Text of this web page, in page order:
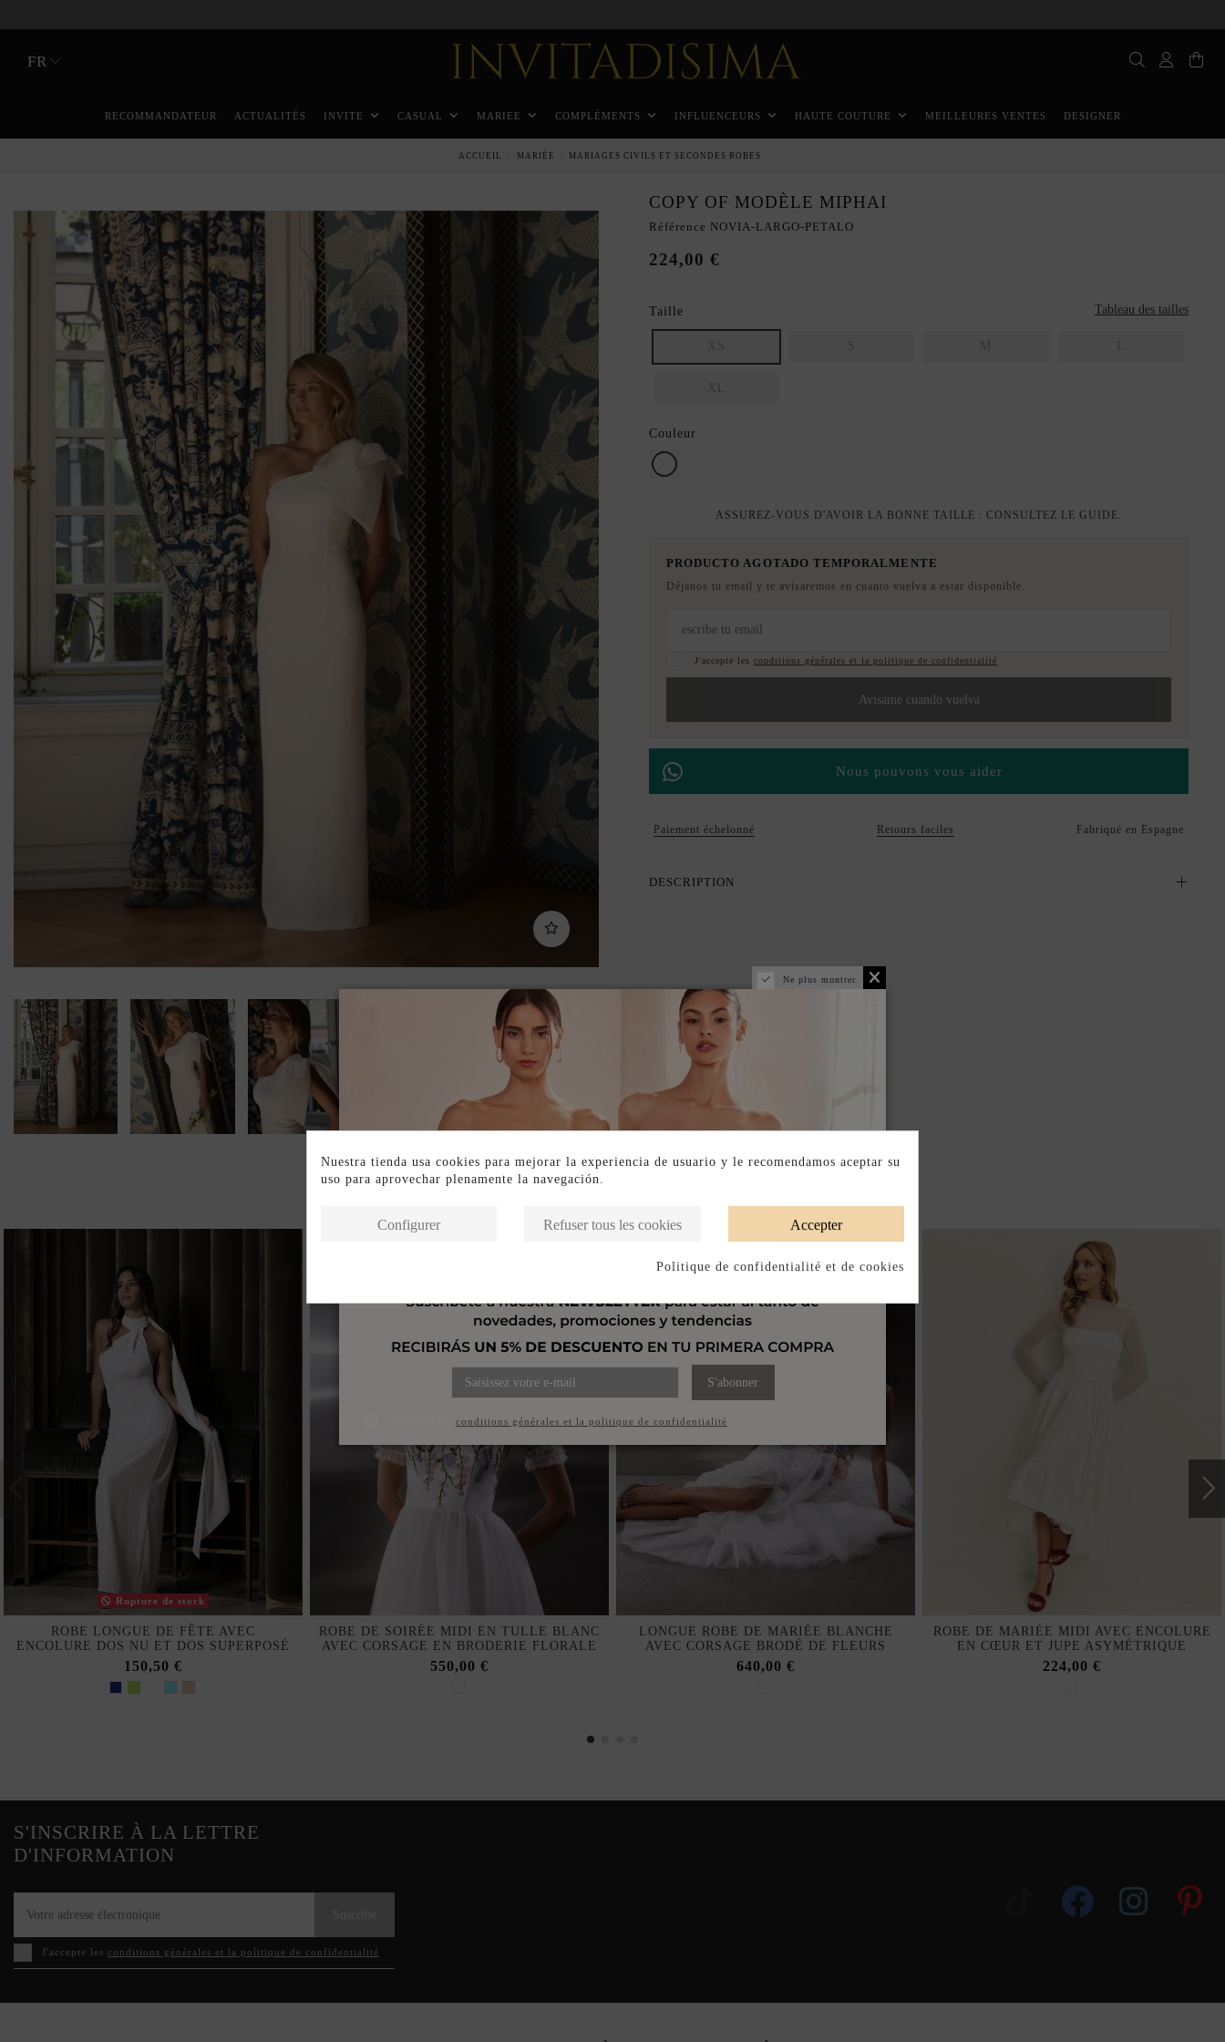
FR
RECOMMANDATEUR ACTUALITÉS INVITE CASUAL MARIEE COMPLÉMENTS INFLUENCEURS HAUTE COUTURE MEILLEURES VENTES DESIGNER
ACCUEIL MARIÉE MARIAGES CIVILS ET SECONDES ROBES
COPY OF MODÈLE MIPHAI
Référence NOVIA-LARGO-PETALO
224,00 €
Taille Tableau des tailles
Couleur
Blanc
ASSUREZ-VOUS D'AVOIR LA BONNE TAILLE : CONSULTEZ LE GUIDE.
PRODUCTO AGOTADO TEMPORALMENTE
Déjanos tu email y te avisaremos en cuanto vuelva a estar disponible.
J'accepte les conditions générales et la politique de confidentialité
Avisame cuando vuelva
Nous pouvons vous aider
Paiement échelonné Retours faciles Fabriqué en Espagne
DESCRIPTION
Rupture de stock
ROBE LONGUE DE FÊTE AVEC
ENCOLURE DOS NU ET DOS SUPERPOSÉ
150,50 €
ROBE DE SOIRÉE MIDI EN TULLE BLANC
AVEC CORSAGE EN BRODERIE FLORALE
550,00 €
LONGUE ROBE DE MARIÉE BLANCHE
AVEC CORSAGE BRODÉ DE FLEURS
640,00 €
ROBE DE MARIÉE MIDI AVEC ENCOLURE
EN CŒUR ET JUPE ASYMÉTRIQUE
224,00 €
S'INSCRIRE À LA LETTRE
D'INFORMATION
J'accepte les conditions générales et la politique de confidentialité
Ne plus montrer.
S'abonner
conditions générales et la politique de confidentialité
Nuestra tienda usa cookies para mejorar la experiencia de usuario y le recomendamos aceptar su
uso para aprovechar plenamente la navegación.
Accepter
Refuser tous les cookies
Configurer
Politique de confidentialité et de cookies